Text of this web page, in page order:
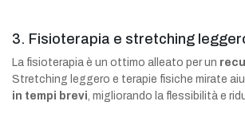
3. Fisioterapia e stretching
La fisioterapia è un ottimo alleato per un
Stretching leggero e terapie fisiche mirate
in tempi brevi , migliorando la flessibilità e